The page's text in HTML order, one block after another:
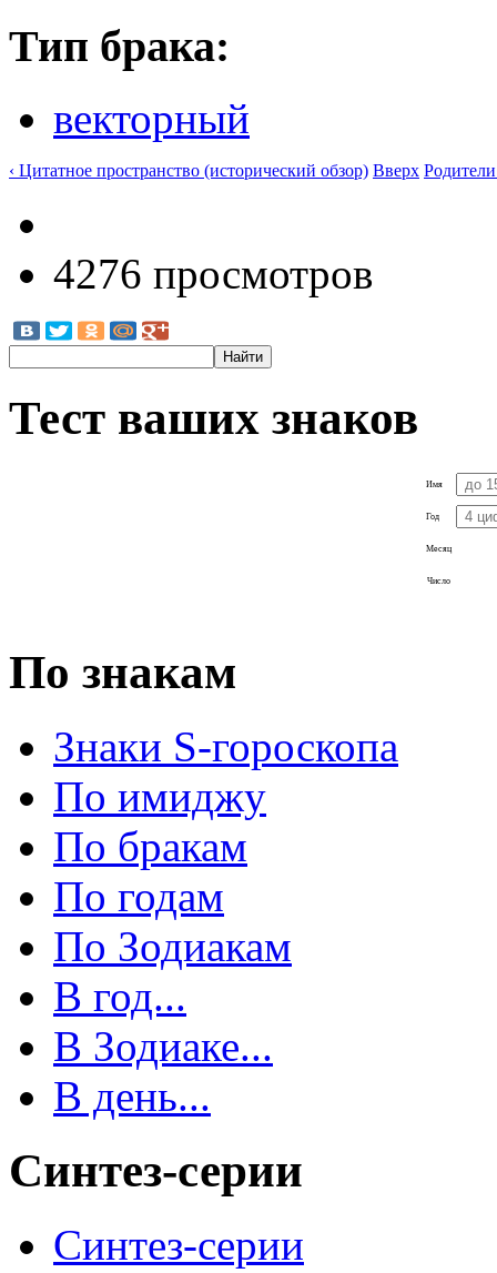
Тип брака:
векторный
‹ Цитатное пространство (исторический обзор) Вверх
4276 просмотров
Тест ваших знаков
Имя
Год
Месяц
Число
По знакам
Знаки S-гороскопа
По имиджу
По бракам
По годам
По Зодиакам
В год...
В Зодиаке...
В день...
Синтез-серии
Синтез-серии